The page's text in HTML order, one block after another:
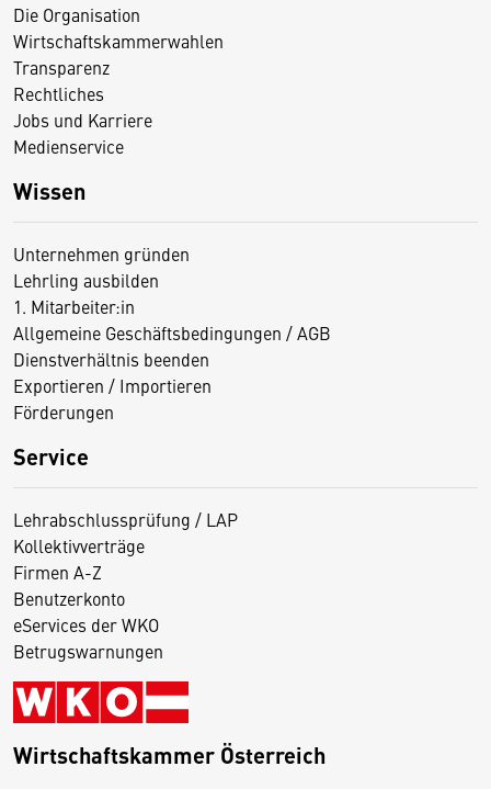
Die Organisation
Wirtschaftskammerwahlen
Transparenz
Rechtliches
Jobs und Karriere
Medienservice
Wissen
Unternehmen gründen
Lehrling ausbilden
1. Mitarbeiter:in
Allgemeine Geschäftsbedingungen / AGB
Dienstverhältnis beenden
Exportieren / Importieren
Förderungen
Service
Lehrabschlussprüfung / LAP
Kollektivverträge
Firmen A-Z
Benutzerkonto
eServices der WKO
Betrugswarnungen
Wirtschaftskammer Österreich